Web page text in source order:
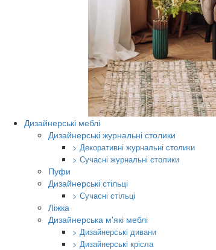
Дизайнерські меблі
Дизайнерські журнальні столики
> Декоративні журнальні столики
> Сучасні журнальні столики
Пуфи
Дизайнерські стільці
> Сучасні стільці
Ліжка
Дизайнерська м'які меблі
> Дизайнерські дивани
> Дизайнерські крісла